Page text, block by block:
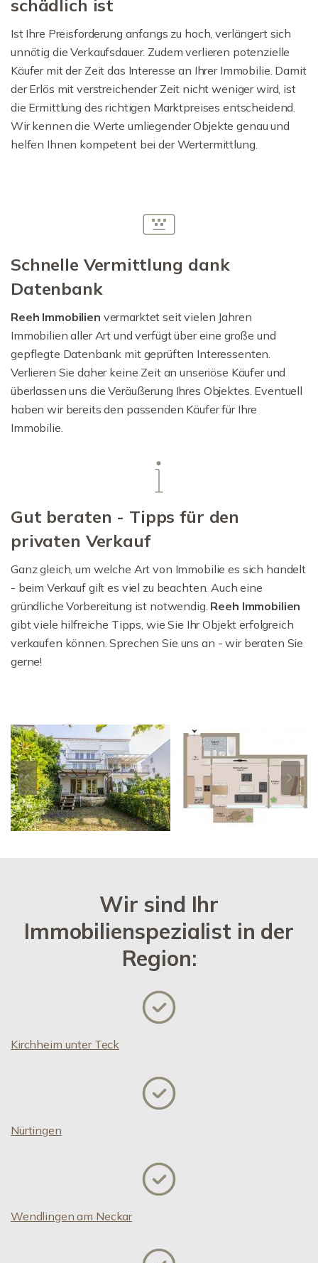
schädlich ist
Ist Ihre Preisforderung anfangs zu hoch, verlängert sich
unnötig die Verkaufsdauer. Zudem verlieren potenzielle
Käufer mit der Zeit das Interesse an Ihrer Immobilie. Damit
der Erlös mit verstreichender Zeit nicht weniger wird, ist
die Ermittlung des richtigen Marktpreises entscheidend.
Wir kennen die Werte umliegender Objekte genau und
helfen Ihnen kompetent bei der Wertermittlung.
Schnelle Vermittlung dank
Datenbank
Reeh Immobilien vermarktet seit vielen Jahren
Immobilien aller Art und verfügt über eine große und
gepflegte Datenbank mit geprüften Interessenten.
Verlieren Sie daher keine Zeit an unseriöse Käufer und
überlassen uns die Veräußerung Ihres Objektes. Eventuell
haben wir bereits den passenden Käufer für Ihre
Immobilie.
Gut beraten - Tipps für den
privaten Verkauf
Ganz gleich, um welche Art von Immobilie es sich handelt
- beim Verkauf gilt es viel zu beachten. Auch eine
gründliche Vorbereitung ist notwendig. Reeh Immobilien
gibt viele hilfreiche Tipps, wie Sie Ihr Objekt erfolgreich
verkaufen können. Sprechen Sie uns an - wir beraten Sie
gerne!
Wir sind Ihr
Immobilienspezialist in der
Region:
Kirchheim unter Teck
Nürtingen
Wendlingen am Neckar